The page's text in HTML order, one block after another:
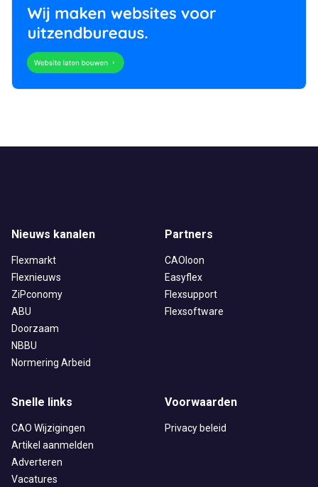
Nieuws kanalen
Flexmarkt
Flexnieuws
ZiPconomy
ABU
Doorzaam
NBBU
Normering Arbeid
Partners
CAOloon
Easyflex
Flexsupport
Flexsoftware
Snelle links
CAO Wijzigingen
Artikel aanmelden
Adverteren
Vacatures
Voorwaarden
Privacy beleid